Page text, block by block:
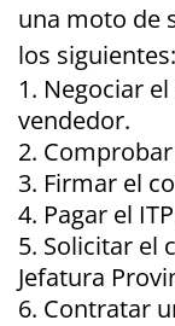
una moto de
los siguientes:
Negociar
vendedor.
Firmar el
Pagar el
Solicitar el
Jefatura
Contratar